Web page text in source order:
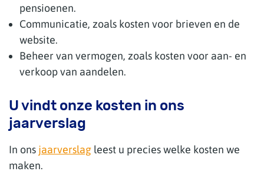
pensioenen.
Communicatie, zoals kosten voor brieven en de
website.
Beheer van vermogen, zoals kosten voor aan- en
verkoop van aandelen.
U vindt onze kosten in ons
jaarverslag
In ons jaarverslag leest u precies welke kosten we
maken.